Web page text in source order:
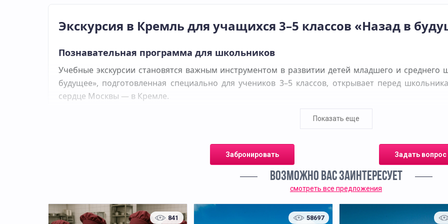
Экскурсия в Кремль для учащихся 3–5 классов «Назад в
Познавательная программа для школьников
Учебные экскурсии становятся важным инструментом в развитии детей младшего и среднего
будущее», подготовленная специально для учеников 3–5 классов, открывает перед
сердце Москвы — в Кремле.
увлекательным. Ребята посетят архитектурные памятники, узнают о роли Кремля в
величественные башни. Особое внимание уделяется легендам и символам, понятным и
Экскурсия построена так, чтобы школьники не только получили фактические знания, но и
прошлого. Используются игровые форматы, вопросы на внимание и наблюдательность,
Показать еще
Забронировать Задать вопрос
ВОЗМОЖНО ВАС ЗАИНТЕРЕСУЕТ
смотреть все предложения
841 58697